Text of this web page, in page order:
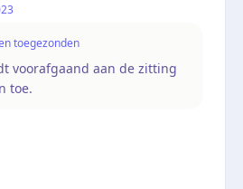
toegezonden
voorafgaand aan de zitting
toe.